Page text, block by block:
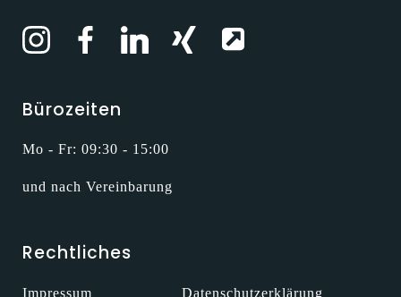
Bürozeiten
Mo - Fr: 09:30 - 15:00
und nach Vereinbarung
Rechtliches
Impressum Datenschutzerklärung